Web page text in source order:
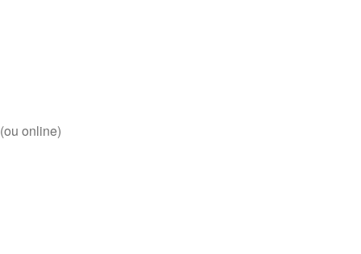
online)